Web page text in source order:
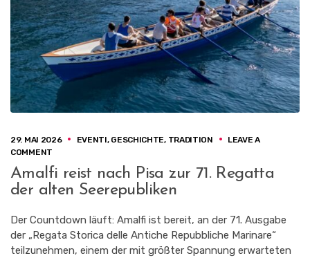
29. MAI 2026 EVENTI, GESCHICHTE, TRADITION
LEAVE A
COMMENTON
AMALFI
REIST
NACH
ZUR
71.
REGATTA
DER
Amalfi reist nach Pisa zur 71. Regatta
der alten Seerepubliken
Der Countdown läuft: Amalfi ist bereit, an der 71. Ausgabe
der „Regata Storica delle Antiche Repubbliche Marinare“
teilzunehmen, einem der mit größter Spannung erwarteten